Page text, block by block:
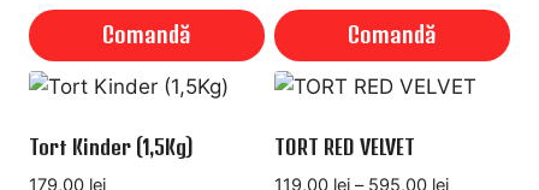
Opțiunile
pot
fi
în
pagina
160,00 lei
la
800,00 lei
Comandă
Acest
are
mai
prețuri:
119,00 lei
până
la
Comandă
Acest
are
mai
Tort Kinder (1,5Kg)
179,00 lei
TORT RED VELVET
119,00 lei – 595,00 leiInterval